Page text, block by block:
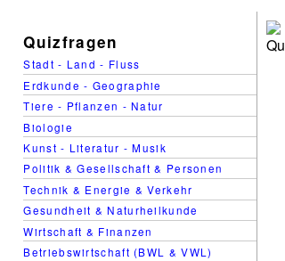
Quizfragen
Stadt - Land - Fluss
Erdkunde - Geographie
Tiere - Pflanzen - Natur
Biologie
Kunst - Literatur - Musik
Politik & Gesellschaft & Personen
Technik & Energie & Verkehr
Gesundheit & Naturheilkunde
Wirtschaft & Finanzen
Betriebswirtschaft (BWL & VWL)